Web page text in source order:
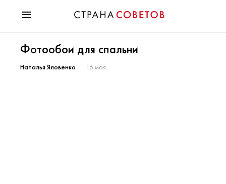
Мода
Звезды
Фотообои для спальни
Наталья Яловенко 16 мая